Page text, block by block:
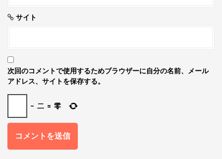
サイト
次回のコメントで使用するためブラウザーに自分の名前、メール
アドレス、サイトを保存する。
− 二 = 零